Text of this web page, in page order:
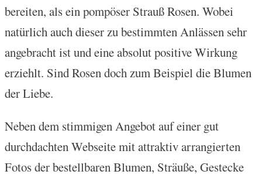
bereiten, als ein pompöser Strauß Rosen. Wobei
natürlich auch dieser zu bestimmten Anlässen sehr
angebracht ist und eine absolut positive Wirkung
erziehlt. Sind Rosen doch zum Beispiel die Blumen
der Liebe.
Neben dem stimmigen Angebot auf einer gut
durchdachten Webseite mit attraktiv arrangierten
Fotos der bestellbaren Blumen, Sträuße, Gestecke